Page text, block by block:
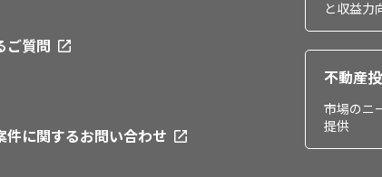
ご質問
件に関するお問い合わせ
と収益力
不動産
市場のニ
提供